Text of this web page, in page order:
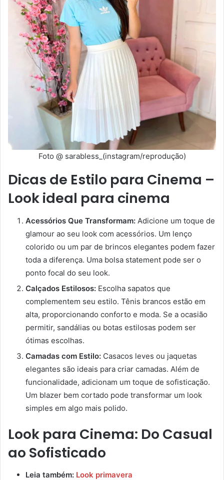
Foto @ sarabless_(instagram/reprodução)
Dicas de Estilo para Cinema –
Look ideal para cinema
Acessórios Que Transformam: Adicione um toque de
glamour ao seu look com acessórios. Um lenço
colorido ou um par de brincos elegantes podem fazer
toda a diferença. Uma bolsa statement pode ser o
ponto focal do seu look.
Calçados Estilosos: Escolha sapatos que
complementem seu estilo. Tênis brancos estão em
alta, proporcionando conforto e moda. Se a ocasião
permitir, sandálias ou botas estilosas podem ser
ótimas escolhas.
Camadas com Estilo: Casacos leves ou jaquetas
elegantes são ideais para criar camadas. Além de
funcionalidade, adicionam um toque de sofisticação.
Um blazer bem cortado pode transformar um look
simples em algo mais polido.
Look para Cinema: Do Casual
ao Sofisticado
Leia também: Look primavera